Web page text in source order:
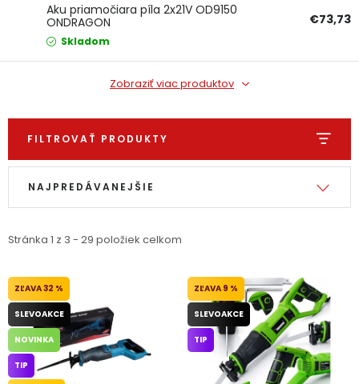
Kontakty
PODPORA
Obchodné podmienky
Podmienky ochrany osobných údajov
Přihlášení
Aku priamočiara píla 2x21V OD9150
ONDRAGON
€73,73
Skladom
Zobraziť viac produktov
FILTROVAŤ PRODUKTY
Výpis produktov
Stránka 1 z 3 - 29 položiek celkom
Radenie produktov
NAJPREDÁVANEJŠIE
32 %
SLEVOAKCE
NOVINKA
TIP
9 %
SLEVOAKCE
TIP